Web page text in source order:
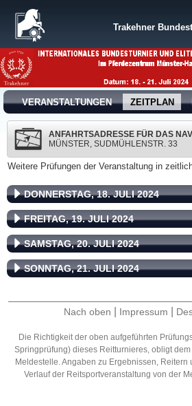
Trakehner
VERANSTALTUNGEN ZEITPLAN
ANFAHRTSADRESSE FÜR DAS
MÜNSTER, SUDMÜHLENSTR. 33
Weitere Prüfungen der Veranstaltung in
DONNERSTAG, 18. JULI 2024
FREITAG, 19. JULI 2024
SAMSTAG, 20. JULI 2024
SONNTAG, 21. JULI 2024
Nach oben Impressum
Die Richtigkeit der oben aufgeführten
Springprüfung) dieses Reitturnieres, obligt
Meldestelle. Angaben zu Ergebnissen, Reitern
Verlauf der Reitsportveranstaltung von der